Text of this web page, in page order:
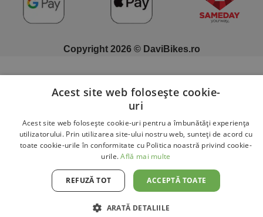
Copyright 2026 © DaviBikes.ro
Acest site web folosește cookie-
uri
Acest site web folosește cookie-uri pentru a îmbunătăți experiența
utilizatorului. Prin utilizarea site-ului nostru web, sunteți de acord cu
toate cookie-urile în conformitate cu Politica noastră privind cookie-
urile.Află mai multe
ACCEPTĂ TOATE
REFUZĂ TOT
ARATĂ DETALIILE